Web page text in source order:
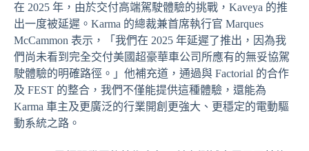
在 2025 年，由於交付高端駕駛體驗的挑戰，Kaveya 的推
出一度被延遲。Karma 的總裁兼首席執行官 Marques
McCammon 表示，「我們在 2025 年延遲了推出，因為我
們尚未看到完全交付美國超豪華車公司所應有的無妥協駕
駛體驗的明確路徑。」他補充道，通過與 Factorial 的合作
及 FEST 的整合，我們不僅能提供這種體驗，還能為
Karma 車主及更廣泛的行業開創更強大、更穩定的電動驅
動系統之路。